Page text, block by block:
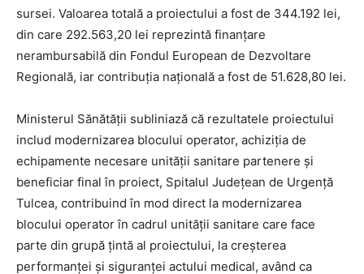
sursei. Valoarea totală a proiectului a fost de 344.192 lei,
din care 292.563,20 lei reprezintă finanțare
nerambursabilă din Fondul European de Dezvoltare
Regională, iar contribuția națională a fost de 51.628,80 lei.
Ministerul Sănătății subliniază că rezultatele proiectului
includ modernizarea blocului operator, achiziția de
echipamente necesare unității sanitare partenere și
beneficiar final în proiect, Spitalul Județean de Urgență
Tulcea, contribuind în mod direct la modernizarea
blocului operator în cadrul unității sanitare care face
parte din grupă țintă al proiectului, la creșterea
performanței și siguranței actului medical, având ca